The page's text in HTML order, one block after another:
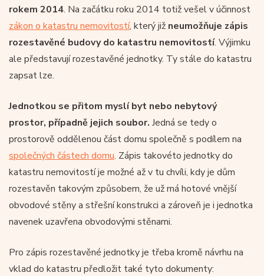
rokem 2014. Na začátku roku 2014 totiž vešel v účinnost
zákon o katastru nemovitostí, který již neumožňuje zápis
rozestavěné budovy do katastru nemovitostí. Výjimku
ale představují rozestavěné jednotky. Ty stále do katastru
zapsat lze.
Jednotkou se přitom myslí byt nebo nebytový
prostor, případně jejich soubor. Jedná se tedy o
prostorově oddělenou část domu společně s podílem na
společných částech domu. Zápis takovéto jednotky do
katastru nemovitostí je možné až v tu chvíli, kdy je dům
rozestavěn takovým způsobem, že už má hotové vnější
obvodové stěny a střešní konstrukci a zároveň je i jednotka
navenek uzavřena obvodovými stěnami.
Pro zápis rozestavěné jednotky je třeba kromě návrhu na
vklad do katastru předložit také tyto dokumenty: